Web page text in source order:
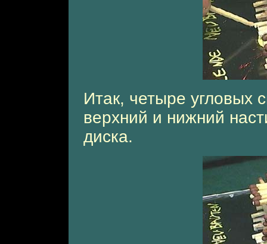
Итак, четыре угловых
верхний и нижний
диска.